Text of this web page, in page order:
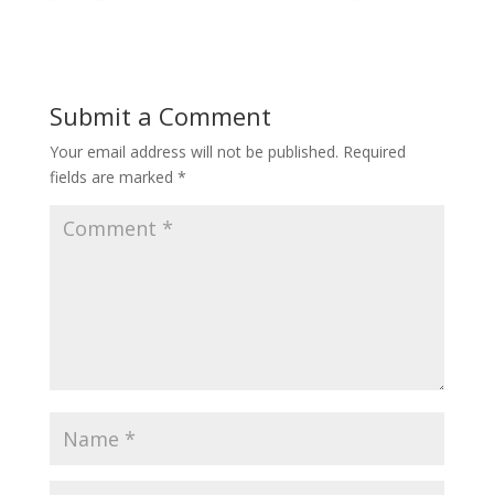
Submit a Comment
Your email address will not be published. Required
fields are marked *